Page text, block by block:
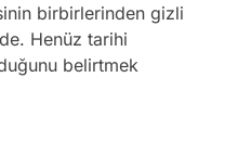
birbirlerinden gizli
Henüz tarihi
belirtmek